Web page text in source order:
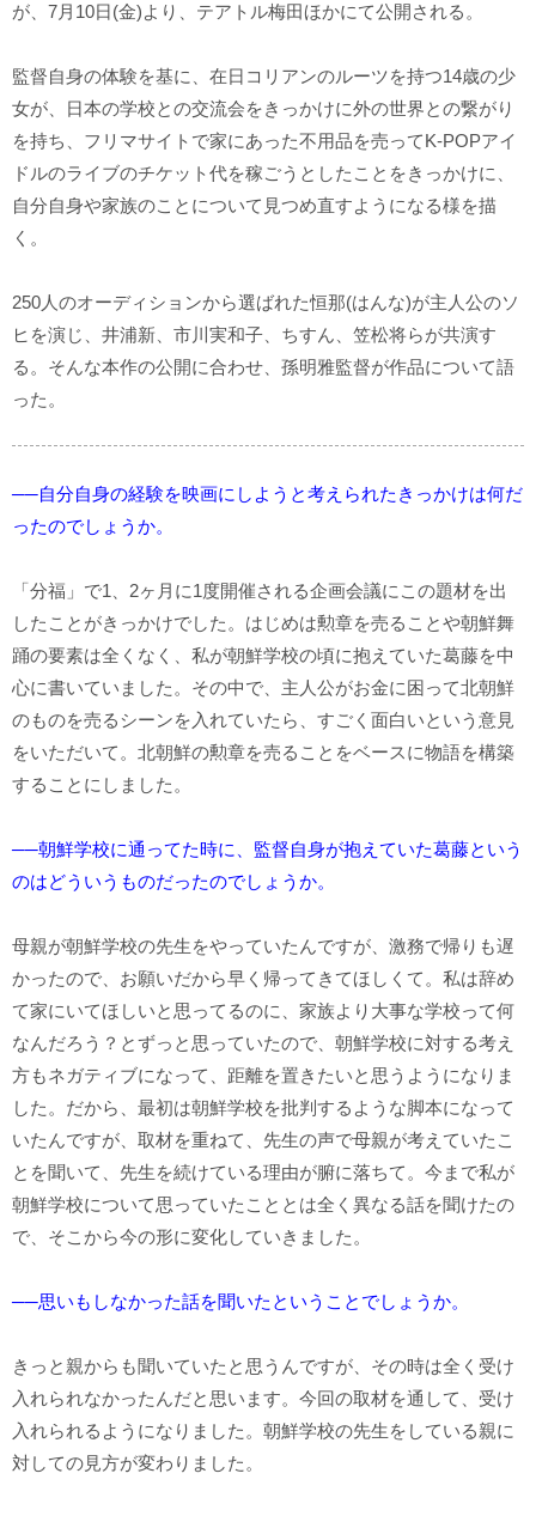
が、7月10日(金)より、テアトル梅田ほかにて公開される。
監督自身の体験を基に、在日コリアンのルーツを持つ14歳の少
女が、日本の学校との交流会をきっかけに外の世界との繋がり
を持ち、フリマサイトで家にあった不用品を売ってK-POPアイ
ドルのライブのチケット代を稼ごうとしたことをきっかけに、
自分自身や家族のことについて見つめ直すようになる様を描
く。
250人のオーディションから選ばれた恒那(はんな)が主人公のソ
ヒを演じ、井浦新、市川実和子、ちすん、笠松将らが共演す
る。そんな本作の公開に合わせ、孫明雅監督が作品について語
った。
──自分自身の経験を映画にしようと考えられたきっかけは何だ
ったのでしょうか。
「分福」で1、2ヶ月に1度開催される企画会議にこの題材を出
したことがきっかけでした。はじめは勲章を売ることや朝鮮舞
踊の要素は全くなく、私が朝鮮学校の頃に抱えていた葛藤を中
心に書いていました。その中で、主人公がお金に困って北朝鮮
のものを売るシーンを入れていたら、すごく面白いという意見
をいただいて。北朝鮮の勲章を売ることをベースに物語を構築
することにしました。
──朝鮮学校に通ってた時に、監督自身が抱えていた葛藤という
のはどういうものだったのでしょうか。
母親が朝鮮学校の先生をやっていたんですが、激務で帰りも遅
かったので、お願いだから早く帰ってきてほしくて。私は辞め
て家にいてほしいと思ってるのに、家族より大事な学校って何
なんだろう？とずっと思っていたので、朝鮮学校に対する考え
方もネガティブになって、距離を置きたいと思うようになりま
した。だから、最初は朝鮮学校を批判するような脚本になって
いたんですが、取材を重ねて、先生の声で母親が考えていたこ
とを聞いて、先生を続けている理由が腑に落ちて。今まで私が
朝鮮学校について思っていたこととは全く異なる話を聞けたの
で、そこから今の形に変化していきました。
──思いもしなかった話を聞いたということでしょうか。
きっと親からも聞いていたと思うんですが、その時は全く受け
入れられなかったんだと思います。今回の取材を通して、受け
入れられるようになりました。朝鮮学校の先生をしている親に
対しての見方が変わりました。